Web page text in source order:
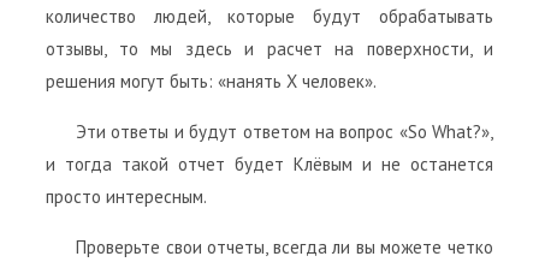
количество людей, которые будут обрабатывать
отзывы, то мы здесь и расчет на поверхности, и
решения могут быть: «нанять Х человек».
Эти ответы и будут ответом на вопрос «So What?»,
и тогда такой отчет будет Клёвым и не останется
просто интересным.
Проверьте свои отчеты, всегда ли вы можете четко